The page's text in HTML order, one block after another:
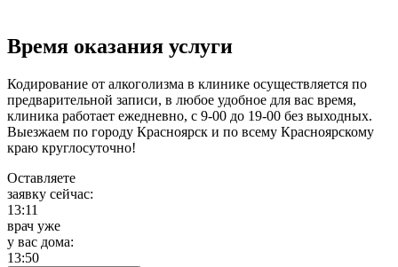
Время оказания услуги
Кодирование от алкоголизма в клинике осуществляется по
предварительной записи, в любое удобное для вас время,
клиника работает ежедневно, с 9-00 до 19-00 без выходных.
Выезжаем по городу Красноярск и по всему Красноярскому
краю круглосуточно!
Оставляете
заявку сейчас:
13:11
врач уже
у вас дома:
13:50